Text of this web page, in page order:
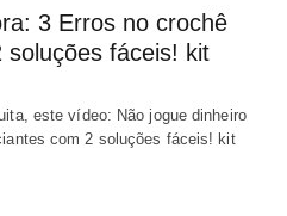
3 Erros no crochê
soluções fáceis! kit
este vídeo: Não jogue dinheiro
com 2 soluções fáceis! kit